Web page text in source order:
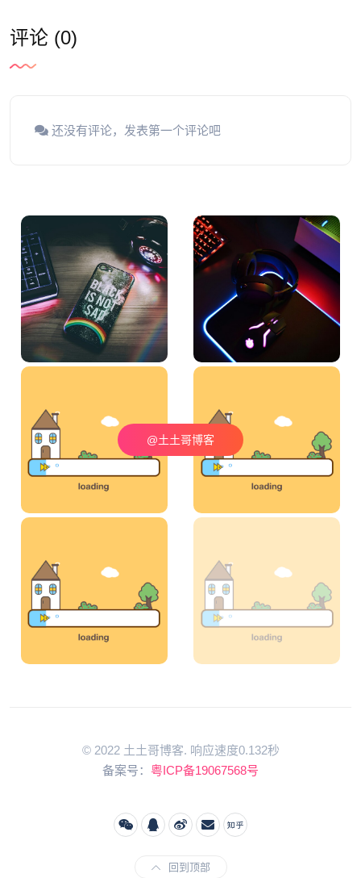
评论 (0)
还没有评论，发表第一个评论吧
@土土哥博客
© 2022 土土哥博客. 响应速度0.132秒
备案号： 粤ICP备19067568号
回到顶部